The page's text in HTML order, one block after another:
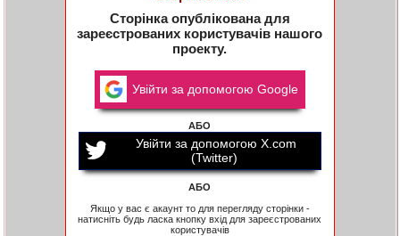
Сторінка опублікована для
зареєстрованих користувачів нашого
проекту.
Увійти за допомогою Google
АБО
Увійти за допомогою X.com
(Twitter)
АБО
Якщо у вас є акаунт то для перегляду сторінки -
натисніть будь ласка кнопку вхід для зареєстрованих
користувачів